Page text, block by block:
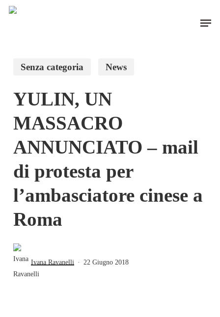
Skip
Menu
Senza categoria News
YULIN, UN
MASSACRO
ANNUNCIATO – mail
di protesta per
l’ambasciatore cinese a
Roma
Ivana Ravanelli 22 Giugno 2018